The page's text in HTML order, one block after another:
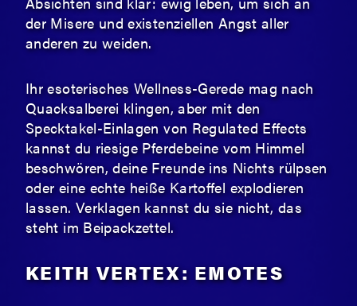
der Misere und existenziellen Angst aller
anderen zu weiden.
Ihr esoterisches Wellness-Gerede mag nach
Quacksalberei klingen, aber mit den
Specktakel-Einlagen von Regulated Effects
kannst du riesige Pferdebeine vom Himmel
beschwören, deine Freunde ins Nichts rülpsen
oder eine echte heiße Kartoffel explodieren
lassen. Verklagen kannst du sie nicht, das
steht im Beipackzettel.
KEITH VERTEX: EMOTES